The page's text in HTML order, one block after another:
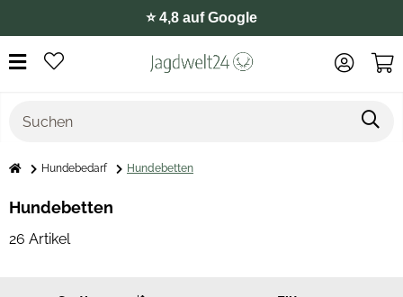
⭐️ 4,8 auf Google
Hundebedarf Hundebetten
Hundebetten
26 Artikel